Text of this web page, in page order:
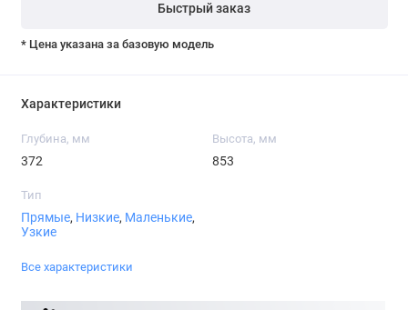
Быстрый заказ
* Цена указана за базовую модель
Характеристики
Глубина, мм
372
Высота, мм
853
Тип
Прямые, Низкие, Маленькие,
Узкие
Все характеристики